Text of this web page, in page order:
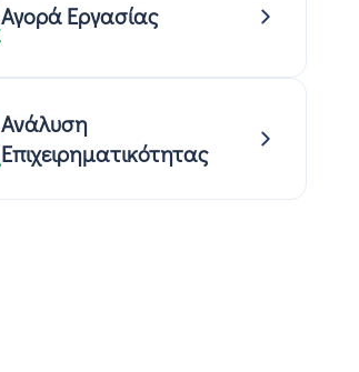
Αγορά Εργασίας
Ανάλυση
Επιχειρηματικότητας